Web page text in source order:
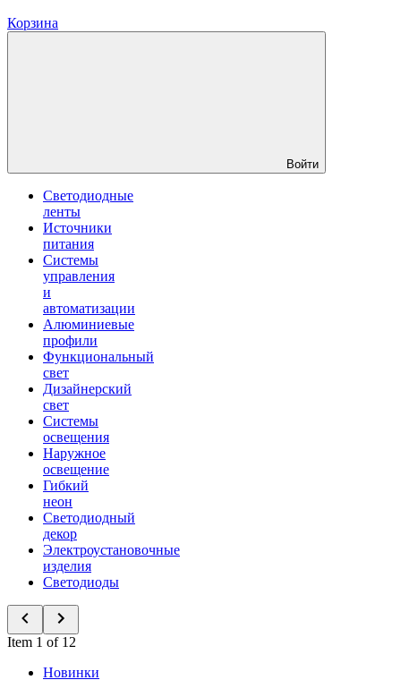
Корзина
Войти
Светодиодные
ленты
Источники
питания
Системы
управления
и
автоматизации
Алюминиевые
профили
Функциональный
свет
Дизайнерский
свет
Системы
освещения
Наружное
освещение
Гибкий
неон
Светодиодный
декор
Электроустановочные
изделия
Светодиоды
Item 1 of 12
Новинки